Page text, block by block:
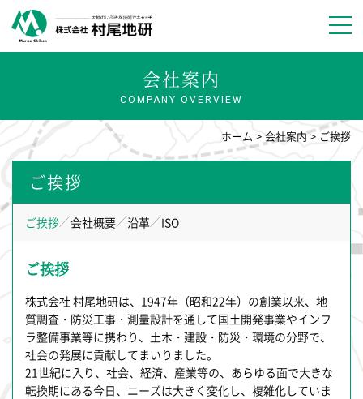
会社案内
COMPANY OVERVIEW
ホーム 会社案内 ご挨拶
ご挨拶
ご挨拶 会社概要 沿革 ISO
ご挨拶
株式会社 村尾地研は、1947年（昭和22年）の創業以来、地
質調査・防災工事・測量設計を通して国土開発事業やインフ
ラ整備事業等に携わり、土木・建設・防災・環境の分野で、
社会の発展に貢献してまいりました。
21世紀に入り、社会、経済、産業等の、あらゆる面で大きな
転換期にある今日、ニーズは大きく変化し、複雑化していま